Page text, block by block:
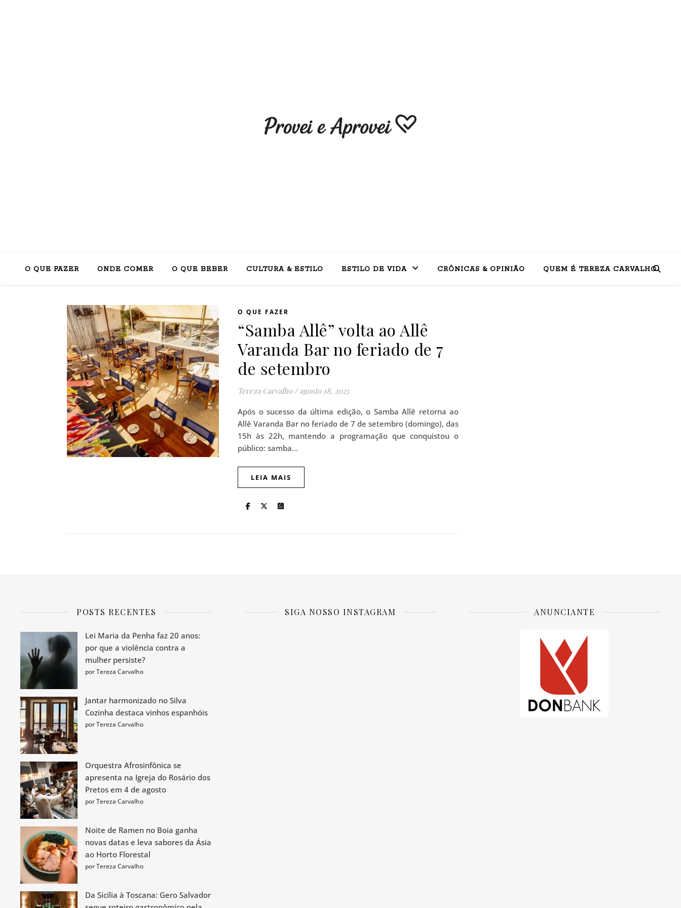
O QUE FAZER ONDE COMER O QUE BEBER CULTURA & ESTILO ESTILO DE VIDA CRÔNICAS & OPINIÃO QUEM É TEREZA CARVALHO
O QUE FAZER
“Samba Allê” volta ao Allê
Varanda Bar no feriado de 7
de setembro
Tereza Carvalho / agosto 18, 2025
Após o sucesso da última edição, o Samba Allê retorna ao
Allê Varanda Bar no feriado de 7 de setembro (domingo), das
15h às 22h, mantendo a programação que conquistou o
público: samba…
LEIA MAIS
POSTS RECENTES
Lei Maria da Penha faz 20 anos:
por que a violência contra a
mulher persiste?
por Tereza Carvalho
Jantar harmonizado no Silva
Cozinha destaca vinhos espanhóis
por Tereza Carvalho
Orquestra Afrosinfônica se
apresenta na Igreja do Rosário dos
Pretos em 4 de agosto
por Tereza Carvalho
Noite de Ramen no Boia ganha
novas datas e leva sabores da Ásia
ao Horto Florestal
por Tereza Carvalho
Da Sicília à Toscana: Gero Salvador
SIGA NOSSO INSTAGRAM ANUNCIANTE